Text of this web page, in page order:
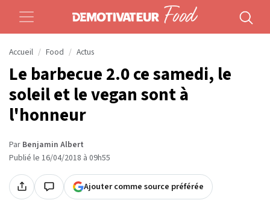
Accueil Food Actus
Le barbecue 2.0 ce samedi, le
soleil et le vegan sont à
l'honneur
Par Benjamin Albert
Publié le 16/04/2018 à 09h55
Ajouter comme source préférée